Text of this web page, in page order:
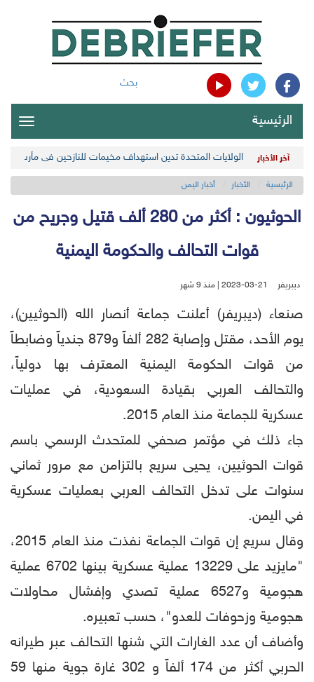
بحث
الرئيسية
آخر الأخبار الولايات المتحدة تدين استهداف مخيمات للنازحين في مأرب
الرئيسية الأخبار أخبار اليمن
الحوثيون : أكثر من 280 ألف قتيل وجريح من
قوات التحالف والحكومة اليمنية
ديبريفر 2023-03-21 | منذ 9 شهر
صنعاء (ديبريفر) أعلنت جماعة أنصار الله (الحوثيين)،
يوم الأحد، مقتل وإصابة 282 ألفاً و879 جندياً وضابطاً
من قوات الحكومة اليمنية المعترف بها دولياً،
والتحالف العربي بقيادة السعودية، في عمليات
عسكرية للجماعة منذ العام 2015.
جاء ذلك في مؤتمر صحفي للمتحدث الرسمي باسم
قوات الحوثيين، يحيى سريع بالتزامن مع مرور ثماني
سنوات على تدخل التحالف العربي بعمليات عسكرية
في اليمن.
وقال سريع إن قوات الجماعة نفذت منذ العام 2015،
"مايزيد على 13229 عملية عسكرية بينها 6702 عملية
هجومية و6527 عملية تصدي وإفشال محاولات
هجومية وزحوفات للعدو"، حسب تعبيره.
وأضاف أن عدد الغارات التي شنها التحالف عبر طيرانه
الحربي أكثر من 174 ألفاً و 302 غارة جوية منها 59